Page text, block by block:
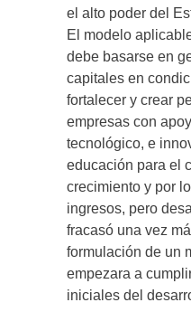
el alto poder del
El modelo
debe basarse en
capitales en
fortalecer y crear
empresas con
tecnológico, e
educación para el
crecimiento y por
ingresos, pero
fracasó una vez
formulación de un
empezara a
iniciales del